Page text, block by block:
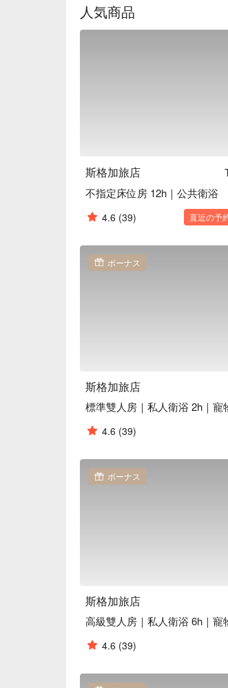
人気商品
斯格加旅店
不指定床位房 12h｜公共衛浴
4.6 (39) 直近の予
ボーナス
斯格加旅店
標準雙人房｜私人衛浴 2h｜寵
4.6 (39)
ボーナス
斯格加旅店
高級雙人房｜私人衛浴 6h｜寵
4.6 (39)